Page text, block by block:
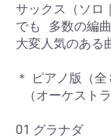
サックス（ソロ
でも 多数の編
大変人気のある
＊ ピアノ版（
（オーケスト
01 グラナダ